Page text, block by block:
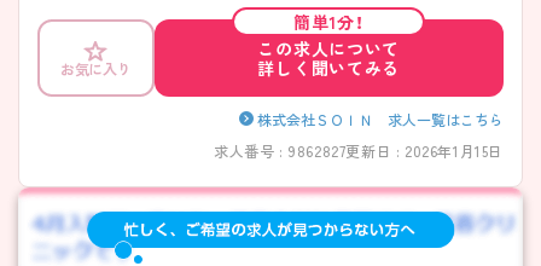
イントなどさらに詳細をお話いたしますので、お気軽にご相談くださ
い。
お気に入り
簡単1分！
この求人について
詳しく聞いてみる
株式会社ＳＯＩＮ 求人一覧はこちら
求人番号 : 9862827更新日 : 2026年1月15日